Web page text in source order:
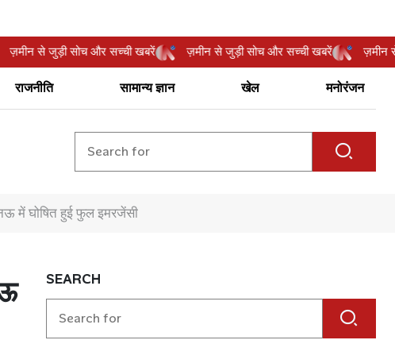
ज़मीन से जुड़ी सोच और सच्ची खबरें ज़मीन से जुड़ी सोच और सच्ची खबरें
राजनीति सामान्य ज्ञान खेल मनोरंजन
में घोषित हुई फुल इमरजेंसी
SEARCH